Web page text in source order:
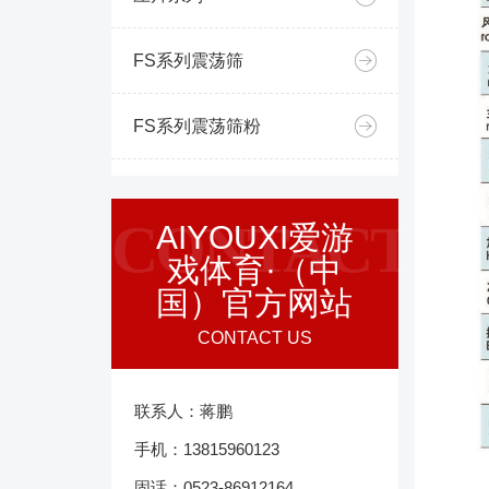
FS系列震荡筛
FS系列震荡筛粉
AIYOUXI爱游
戏体育·（中
国）官方网站
CONTACT US
CONTACT
联系人：蒋鹏
手机：13815960123